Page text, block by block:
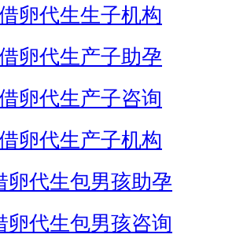
卵代生生子机构
卵代生产子助孕
卵代生产子咨询
卵代生产子机构
卵代生包男孩助孕
卵代生包男孩咨询